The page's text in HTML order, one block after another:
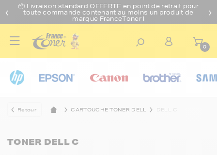
📦 Livraison standard OFFERTE en point de retrait pour
toute commande contenant au moins un produit de
marque FranceToner !
0
Retour CARTOUCHE TONER DELL DELL C
TONER DELL C